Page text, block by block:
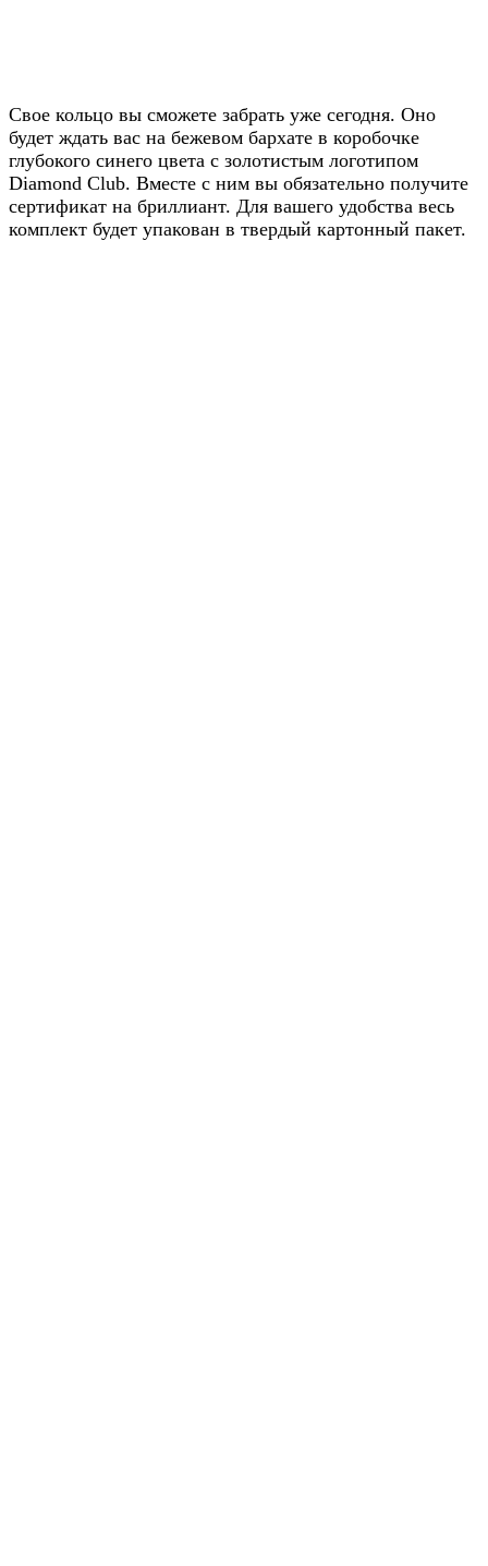
20% от цены на
сайте
Узнавайте условия у наших
менеджеров в WhatsApp
Свое кольцо вы сможете забрать уже сегодня. Оно
будет ждать вас на бежевом бархате в коробочке
глубокого синего цвета с золотистым логотипом
Diamond Club. Вместе с ним вы обязательно получите
сертификат на бриллиант. Для вашего удобства весь
комплект будет упакован в твердый картонный пакет.